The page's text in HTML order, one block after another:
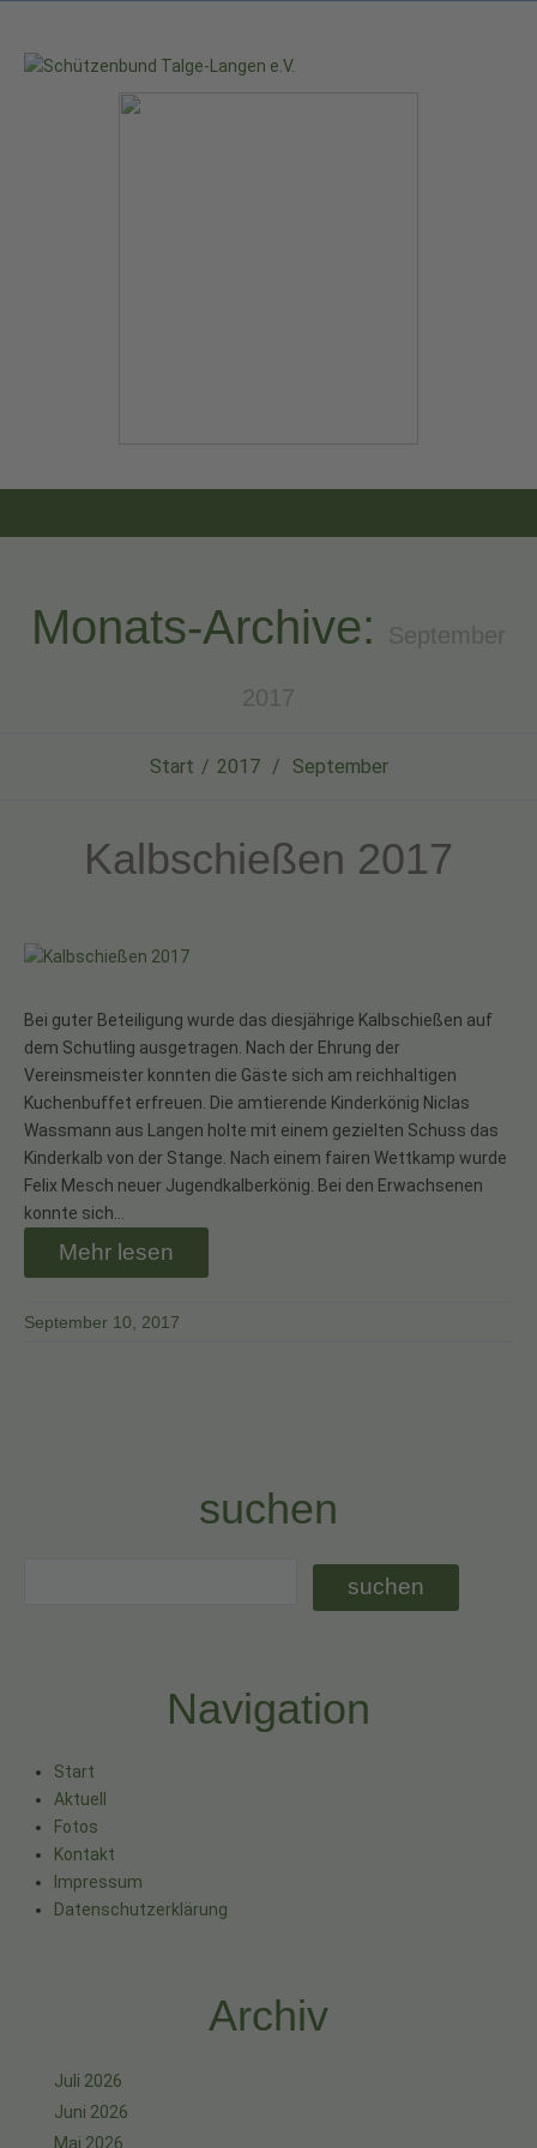
Monats-Archive: September
2017
Start 2017 September
Kalbschießen 2017
Bei guter Beteiligung wurde das diesjährige Kalbschießen auf
dem Schutling ausgetragen. Nach der Ehrung der
Vereinsmeister konnten die Gäste sich am reichhaltigen
Kuchenbuffet erfreuen. Die amtierende Kinderkönig Niclas
Wassmann aus Langen holte mit einem gezielten Schuss das
Kinderkalb von der Stange. Nach einem fairen Wettkamp wurde
Felix Mesch neuer Jugendkalberkönig. Bei den Erwachsenen
konnte sich…
Mehr lesen
September 10, 2017
suchen
Navigation
Start
Aktuell
Fotos
Kontakt
Impressum
Datenschutzerklärung
Archiv
Juli 2026
Juni 2026
Mai 2026